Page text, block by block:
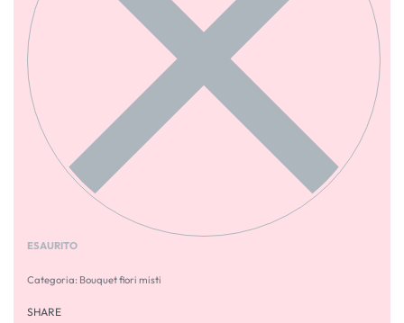
ESAURITO
Categoria: Bouquet fiori misti
SHARE